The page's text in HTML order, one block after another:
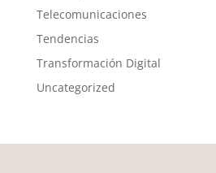
Telecomunicaciones
Tendencias
Transformación Digital
Uncategorized